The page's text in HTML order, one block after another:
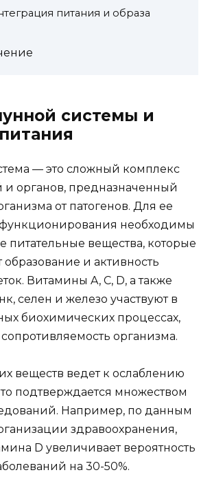
питания и образа
системы и
— это сложный комплекс
и органов, предназначенный
от патогенов. Для ее
необходимы
питательные вещества, которые
и активность
Витамины A, C, D, а также
селен и железо участвуют в
биохимических процессах,
организма.
веществ ведет к ослаблению
подтверждается множеством
Например, по данным
здравоохранения,
D увеличивает вероятность
на 30-50%.